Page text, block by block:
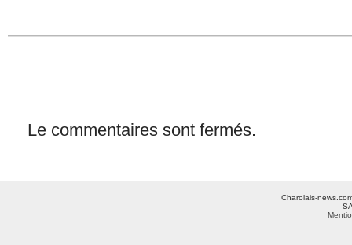
Le commentaires sont fermés.
Charolais-